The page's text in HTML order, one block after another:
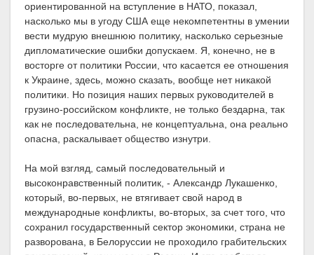
ориентированной на вступление в НАТО, показал,
насколько мы в угоду США еще некомпетентны в умении
вести мудрую внешнюю политику, насколько серьезные
дипломатические ошибки допускаем. Я, конечно, не в
восторге от политики России, что касается ее отношения
к Украине, здесь, можно сказать, вообще нет никакой
политики. Но позиция наших первых руководителей в
грузино-российском конфликте, не только бездарна, так
как не последовательна, не концептуальна, она реально
опасна, раскалывает общество изнутри.
На мой взгляд, самый последовательный и
высоконравственный политик, - Александр Лукашенко,
который, во-первых, не втягивает свой народ в
международные конфликты, во-вторых, за счет того, что
сохранил государственный сектор экономики, страна не
разворована, в Белоруссии не проходило грабительских